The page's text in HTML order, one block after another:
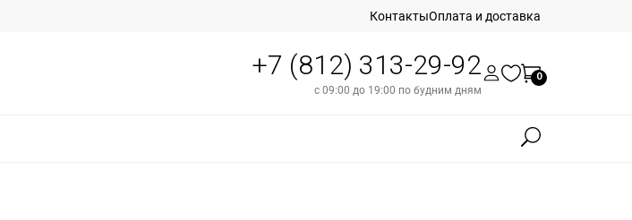
КонтактыОплата и доставка
+7 (812) 313-29-92
с 09:00 до 19:00 по будним дням
0